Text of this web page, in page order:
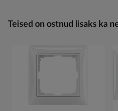
Teised on ostnud lisaks ka